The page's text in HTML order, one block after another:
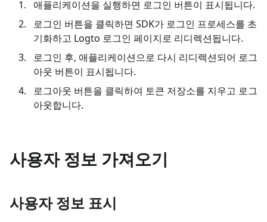
애플리케이션을 실행하면 로그인 버튼이 표시됩니다.
로그인 버튼을 클릭하면 SDK가 로그인 프로세스를 초
기화하고 Logto 로그인 페이지로 리디렉션됩니다.
로그인 후, 애플리케이션으로 다시 리디렉션되어 로그
아웃 버튼이 표시됩니다.
로그아웃 버튼을 클릭하여 토큰 저장소를 지우고 로그
아웃합니다.
사용자 정보 가져오기
사용자 정보 표시